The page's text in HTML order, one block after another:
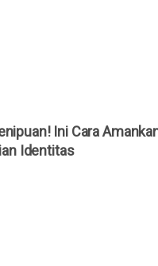
Ini Cara
Identitas